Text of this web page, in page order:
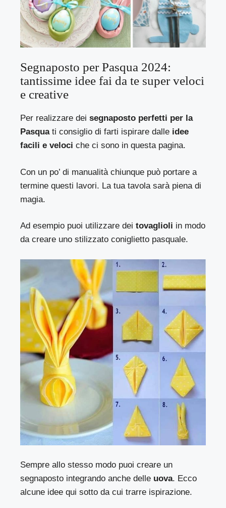
Segnaposto per Pasqua 2024:
tantissime idee fai da te super veloci
e creative
Per realizzare deisegnaposto perfetti per la
Pasquati consiglio di farti ispirare dalle idee
facili e veloci che ci sono in questa pagina.
Con un po’ di manualità chiunque può portare a
termine questi lavori. La tua tavola sarà piena di
magia.
Ad esempio puoi utilizzare deitovaglioli in modo
da creare uno stilizzato coniglietto pasquale.
Sempre allo stesso modo puoi creare un
segnaposto integrando anche delle uova. Ecco
alcune idee qui sotto da cui trarre ispirazione.